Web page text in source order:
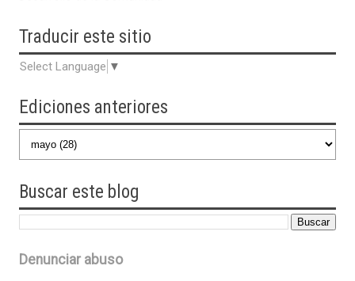
Traducir este sitio
Select Language ▼
Ediciones anteriores
Buscar este blog
Denunciar abuso